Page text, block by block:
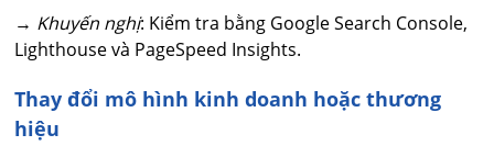
→ Khuyến nghị: Kiểm tra bằng Google Search Console,
Lighthouse và PageSpeed Insights.
Thay đổi mô hình kinh doanh hoặc thương
hiệu